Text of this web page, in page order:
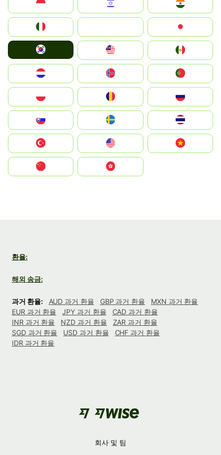
South Korea
United States
中國香港特別行政區
환율:
해외 송금:
과거 환율: AUD 과거 환율 GBP 과거 환율
MXN 과거 환율
EUR 과거 환율
JPY 과거 환율
CAD 과거 환율
INR 과거 환율
NZD 과거 환율
ZAR 과거 환율
SGD 과거 환율
USD 과거 환율
CHF 과거 환율
IDR 과거 환율
회사 및 팀